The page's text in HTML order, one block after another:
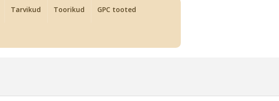
Tarvikud Toorikud GPC tooted